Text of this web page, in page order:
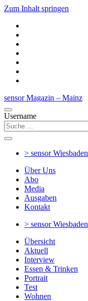
Zum Inhalt springen
sensor Magazin – Mainz
Username
> sensorWiesbaden
Über Uns
Abo
Media
Ausgaben
Kontakt
> sensorWiesbaden
Übersicht
Aktuell
Interview
Essen & Trinken
Portrait
Test
Wohnen